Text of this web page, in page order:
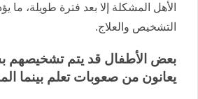
الأهل المشكلة إلا بعد فترة طويلة، ما
التشخيص والعلاج.
بعض الأطفال قد يتم تشخيصهم
يعانون من صعوبات تعلم بينما